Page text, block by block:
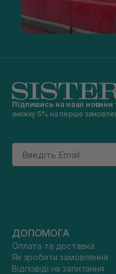
Підпишись на наші новини
знижку 5% на перше
Email
ДОПОМОГА
Оплата та доставка
Як зробити замовлення
Відповіді на запитання